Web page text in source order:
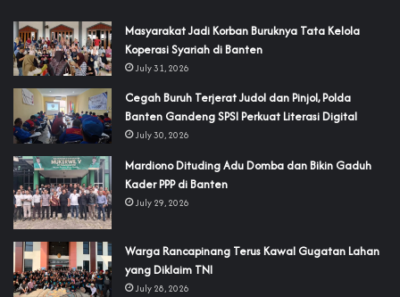
‎Masyarakat Jadi Korban Buruknya Tata Kelola
Koperasi Syariah di Banten
July 31, 2026
Cegah Buruh Terjerat Judol dan Pinjol, Polda
Banten Gandeng SPSI Perkuat Literasi Digital
July 30, 2026
‎Mardiono Dituding Adu Domba dan Bikin Gaduh
Kader PPP di Banten
July 29, 2026
‎Warga Rancapinang Terus Kawal Gugatan Lahan
yang Diklaim TNI‎‎
July 28, 2026